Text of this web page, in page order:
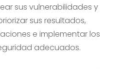
sus vulnerabilidades y
sus resultados,
e implementar los
adecuados.